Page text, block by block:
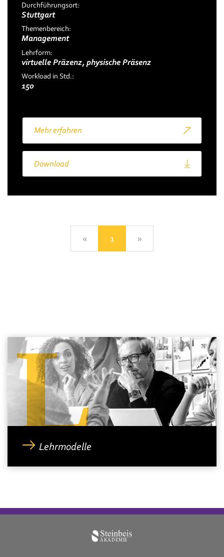
Durchführungsort:
Stuttgart
Themenbereich:
Management
Lehrform:
virtuelle Präzenz, physische Präsenz
Workload in Std.:
150
Mehr erfahren
Download
« Previous
1 »
L
Lehrmodelle